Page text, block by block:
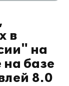
в
на
базе
8.0